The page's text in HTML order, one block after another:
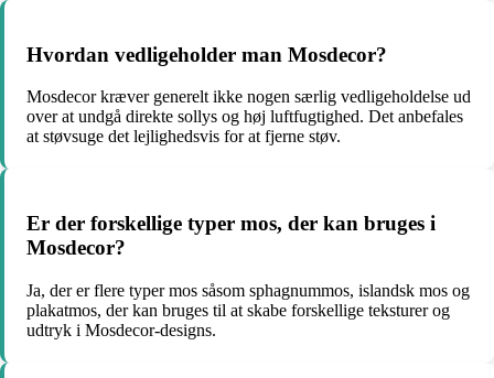
Hvordan vedligeholder man Mosdecor?
Mosdecor kræver generelt ikke nogen særlig vedligeholdelse ud
over at undgå direkte sollys og høj luftfugtighed. Det anbefales
at støvsuge det lejlighedsvis for at fjerne støv.
Er der forskellige typer mos, der kan bruges i
Mosdecor?
Ja, der er flere typer mos såsom sphagnummos, islandsk mos og
plakatmos, der kan bruges til at skabe forskellige teksturer og
udtryk i Mosdecor-designs.